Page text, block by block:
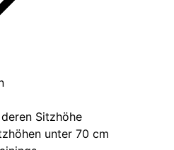
Sitzhöhe
unter 70 cm